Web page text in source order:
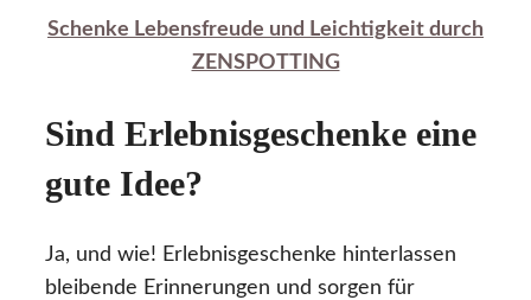
Schenke Lebensfreude und Leichtigkeit durch
ZENSPOTTING
Sind Erlebnisgeschenke eine
gute Idee?
Ja, und wie! Erlebnisgeschenke hinterlassen
bleibende Erinnerungen und sorgen für